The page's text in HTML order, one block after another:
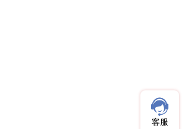
客服